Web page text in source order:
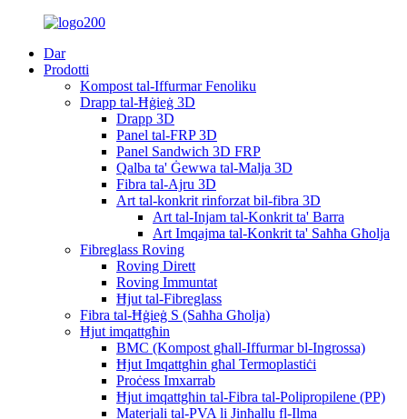
Dar
Prodotti
Kompost tal-Iffurmar Fenoliku
Drapp tal-Ħġieġ 3D
Drapp 3D
Panel tal-FRP 3D
Panel Sandwich 3D FRP
Qalba ta' Ġewwa tal-Malja 3D
Fibra tal-Ajru 3D
Art tal-konkrit rinforzat bil-fibra 3D
Art tal-Injam tal-Konkrit ta' Barra
Art Imqajma tal-Konkrit ta' Saħħa Għolja
Fibreglass Roving
Roving Dirett
Roving Immuntat
Ħjut tal-Fibreglass
Fibra tal-Ħġieġ S (Saħħa Għolja)
Ħjut imqattgħin
BMC (Kompost għall-Iffurmar bl-Ingrossa)
Ħjut Imqattgħin għal Termoplastiċi
Proċess Imxarrab
Ħjut imqattgħin tal-Fibra tal-Polipropilene (PP)
Materjali tal-PVA li Jinħallu fl-Ilma